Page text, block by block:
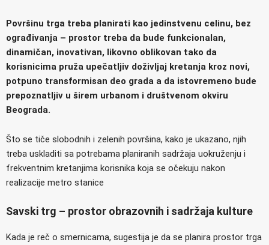
Površinu trga treba planirati kao jedinstvenu celinu, bez
ograđivanja – prostor treba da bude funkcionalan,
dinamičan, inovativan, likovno oblikovan tako da
korisnicima pruža upečatljiv doživljaj kretanja kroz novi,
potpuno transformisan deo grada a da istovremeno bude
prepoznatljiv u širem urbanom i društvenom okviru
Beograda.
Što se tiče slobodnih i zelenih površina, kako je ukazano, njih
treba uskladiti sa potrebama planiranih sadržaja uokruženju i
frekventnim kretanjima korisnika koja se očekuju nakon
realizacije metro stanice
Savski trg – prostor obrazovnih i sadržaja kulture
Kada je reč o smernicama, sugestija je da se planira prostor trga